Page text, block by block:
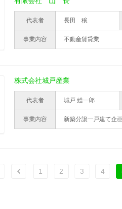
代表者 長田 穣
事業内容 不動産賃貸業
株式会社城戸産業
代表者 城戸 総一郎
事業内容 新築分譲一戸建て企
ù 1 2 3 4